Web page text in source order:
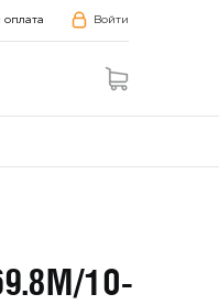
оплата Войти
10-